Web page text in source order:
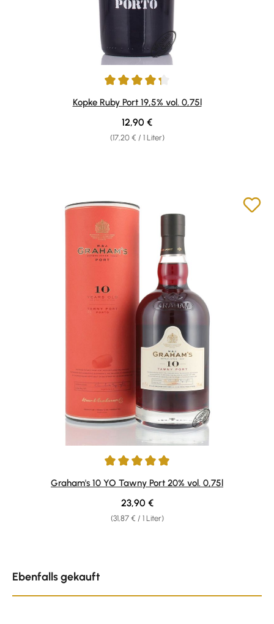
Durchschnittliche Bewertung von 4.3 von 5 Sternen
Kopke Ruby Port 19,5% vol. 0,75l
(17,20 € / 1 Liter)
Regulärer Preis:
12,90 €
Durchschnittliche Bewertung von 5 von 5 Sternen
Graham's 10 YO Tawny Port 20% vol. 0,75l
(31,87 € / 1 Liter)
Regulärer Preis:
23,90 €
Ebenfalls gekauft